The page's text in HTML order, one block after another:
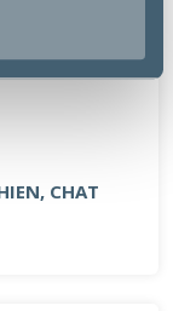
CHAT